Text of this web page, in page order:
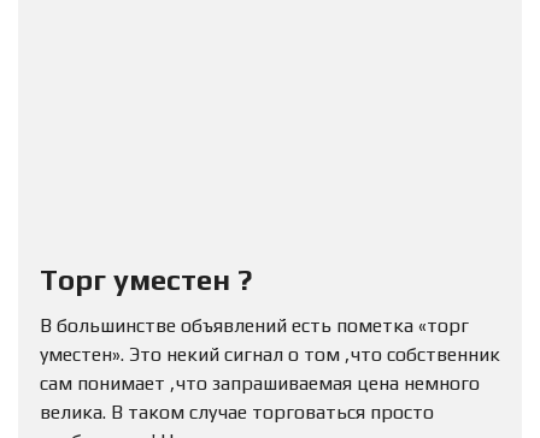
Торг уместен ?
В большинстве объявлений есть пометка «торг
уместен». Это некий сигнал о том ,что собственник
сам понимает ,что запрашиваемая цена немного
велика. В таком случае торговаться просто